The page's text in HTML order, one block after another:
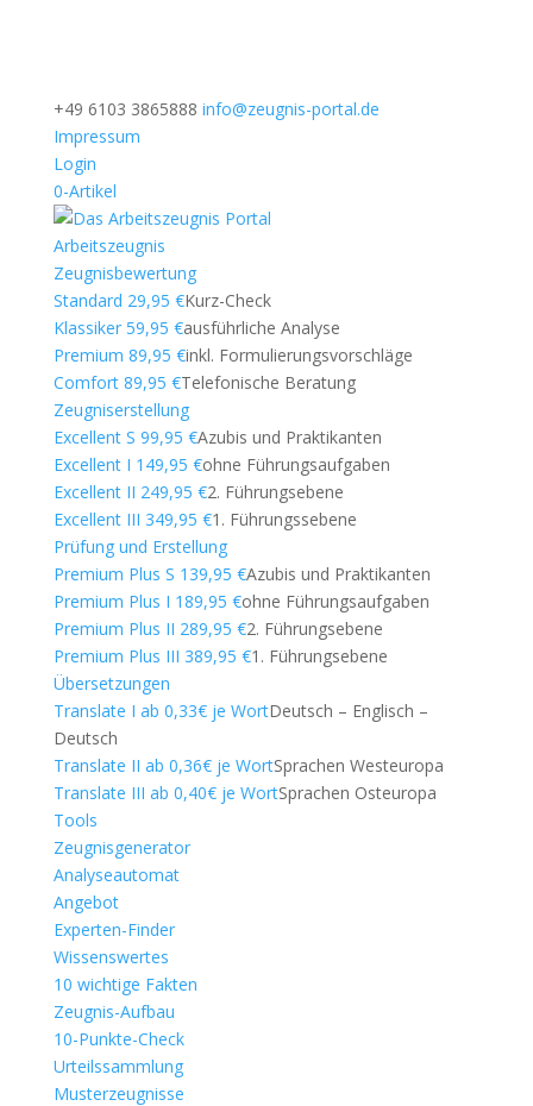
+49 6103 3865888 info@zeugnis-portal.de
Impressum
Login
0-Artikel
Arbeitszeugnis
Zeugnisbewertung
Standard 29,95 €Kurz-Check
Klassiker 59,95 €ausführliche Analyse
Premium 89,95 €inkl. Formulierungsvorschläge
Comfort 89,95 €Telefonische Beratung
Zeugniserstellung
Excellent S 99,95 €Azubis und Praktikanten
Excellent I 149,95 €ohne Führungsaufgaben
Excellent II 249,95 €2. Führungsebene
Excellent III 349,95 €1. Führungssebene
Prüfung und Erstellung
Premium Plus S 139,95 €Azubis und Praktikanten
Premium Plus I 189,95 €ohne Führungsaufgaben
Premium Plus II 289,95 €2. Führungsebene
Premium Plus III 389,95 €1. Führungsebene
Übersetzungen
Translate I ab 0,33€ je WortDeutsch – Englisch –
Deutsch
Translate II ab 0,36€ je WortSprachen Westeuropa
Translate III ab 0,40€ je WortSprachen Osteuropa
Tools
Zeugnisgenerator
Analyseautomat
Angebot
Experten-Finder
Wissenswertes
10 wichtige Fakten
Zeugnis-Aufbau
10-Punkte-Check
Urteilssammlung
Musterzeugnisse